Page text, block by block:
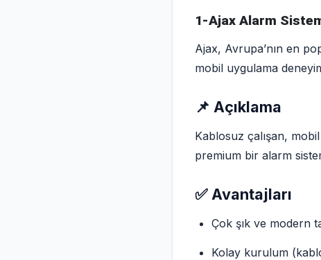
1-Ajax Alarm
Ajax, Avrupa’nın en
mobil uygulama
📌 Açıklama
Kablosuz çalışan,
premium bir alarm
✅ Avantajları
Çok şık ve modern
Kolay kurulum